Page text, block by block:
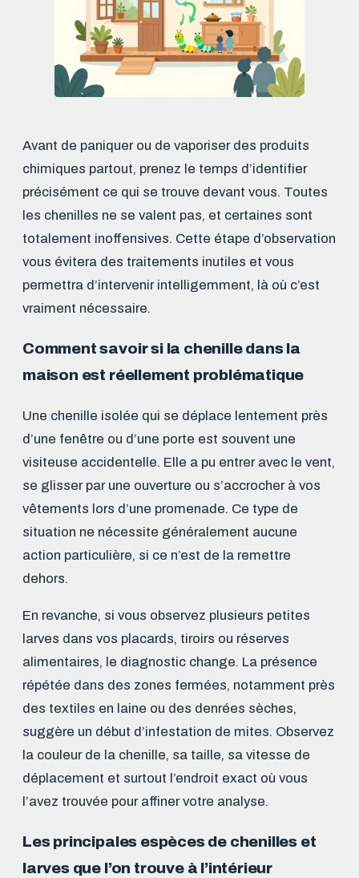
Avant de paniquer ou de vaporiser des produits
chimiques partout, prenez le temps d’identifier
précisément ce qui se trouve devant vous. Toutes
les chenilles ne se valent pas, et certaines sont
totalement inoffensives. Cette étape d’observation
vous évitera des traitements inutiles et vous
permettra d’intervenir intelligemment, là où c’est
vraiment nécessaire.
Comment savoir si la chenille dans la
maison est réellement problématique
Une chenille isolée qui se déplace lentement près
d’une fenêtre ou d’une porte est souvent une
visiteuse accidentelle. Elle a pu entrer avec le vent,
se glisser par une ouverture ou s’accrocher à vos
vêtements lors d’une promenade. Ce type de
situation ne nécessite généralement aucune
action particulière, si ce n’est de la remettre
dehors.
En revanche, si vous observez plusieurs petites
larves dans vos placards, tiroirs ou réserves
alimentaires, le diagnostic change. La présence
répétée dans des zones fermées, notamment près
des textiles en laine ou des denrées sèches,
suggère un début d’infestation de mites. Observez
la couleur de la chenille, sa taille, sa vitesse de
déplacement et surtout l’endroit exact où vous
l’avez trouvée pour affiner votre analyse.
Les principales espèces de chenilles et
larves que l’on trouve à l’intérieur